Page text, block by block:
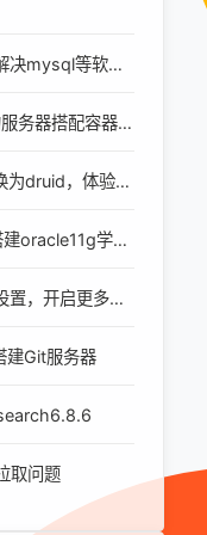
决mysql等软件
务器搭配容器使
druid，体验最
oracle11g学习
，开启更多高
建Git服务器
取问题